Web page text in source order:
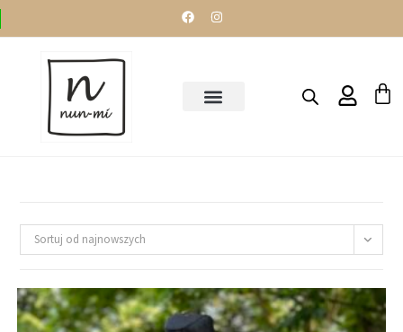
Sortuj od najnowszych